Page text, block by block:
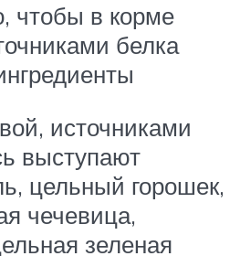
чтобы в корме
белка
источниками
выступают
цельный горошек,
чечевица,
зеленая